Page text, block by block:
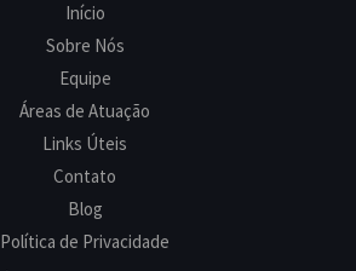
Início
Sobre Nós
Equipe
Áreas de Atuação
Links Úteis
Contato
Blog
Política de Privacidade